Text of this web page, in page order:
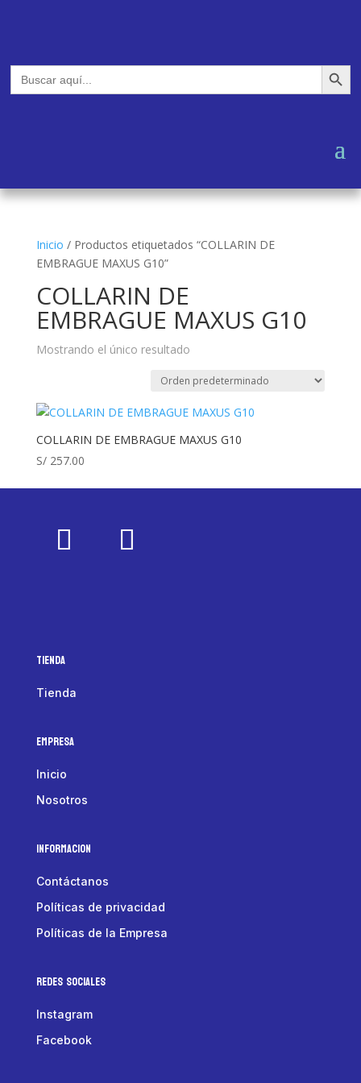
Buscar: Botón de
Inicio / Productos etiquetados “COLLARIN DE
EMBRAGUE MAXUS G10”
COLLARIN DE
EMBRAGUE MAXUS G10
Mostrando el único resultado
COLLARIN DE EMBRAGUE MAXUS G10
S/257.00
Tienda
Tienda
Empresa
Inicio
Nosotros
Informacion
Contáctanos
Políticas de privacidad
Políticas de la Empresa
Redes Sociales
Instagram
Facebook